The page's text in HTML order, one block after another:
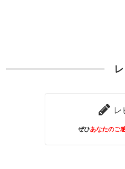
レ
ぜひあなたのご